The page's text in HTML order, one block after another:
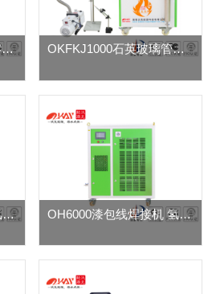
OKFKJ600石英玻璃管熔封机 OKFKJ1000石英玻璃管熔封机
OH2000漆包线焊接机 氢氧水焊机 OH6000漆包线焊接机 氢氧水焊机